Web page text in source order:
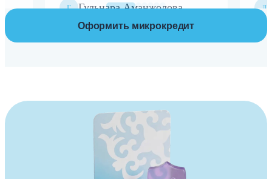
Г Гульнара Аманжолова Д
Оформить микрокредит